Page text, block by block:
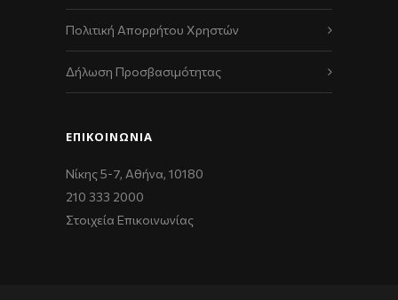
Πολιτική Απορρήτου Χρηστών
Δήλωση Προσβασιμότητας
ΕΠΙΚΟΙΝΩΝΊΑ
Νίκης 5-7, Αθήνα, 10180
210 333 2000
Στοιχεία Επικοινωνίας